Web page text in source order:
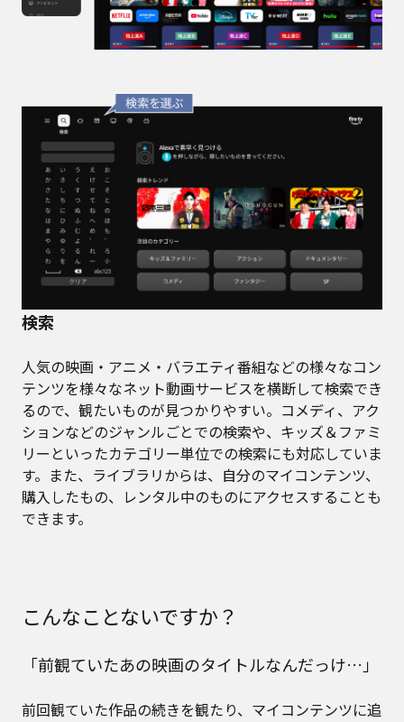
検索
人気の映画・アニメ・バラエティ番組などの様々なコン
テンツを様々なネット動画サービスを横断して検索でき
るので、観たいものが見つかりやすい。コメディ、アク
ションなどのジャンルごとでの検索や、キッズ＆ファミ
リーといったカテゴリー単位での検索にも対応していま
す。また、ライブラリからは、自分のマイコンテンツ、
購入したもの、レンタル中のものにアクセスすることも
できます。
こんなことないですか？
「前観ていたあの映画のタイトルなんだっけ…」
前回観ていた作品の続きを観たり、マイコンテンツに追